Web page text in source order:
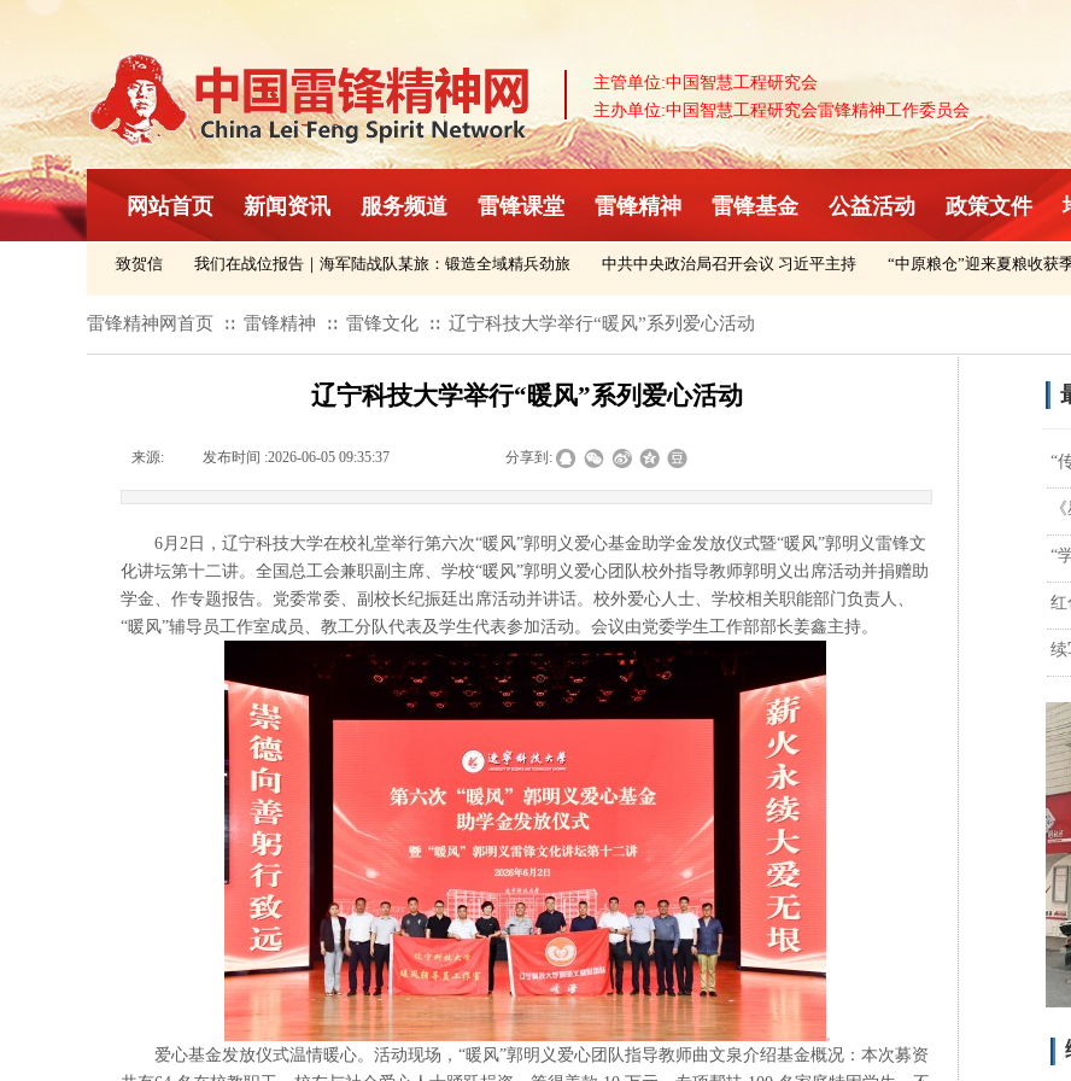
网站首页 新闻资讯 服务频道 雷锋课堂 雷锋精神 雷锋基金 公益活动 政策文件
主管单位:中国智慧工程研究会
主办单位:中国智慧工程研究会雷锋精神工作委员会
间友好论坛致贺信 我们在战位报告｜海军陆战队某旅：锻造全域精兵劲旅 中共中央政治局召开会议 习近平主持 “中原粮仓”迎来夏粮收获季
雷锋精神网首页 ∷ 雷锋精神 ∷ 雷锋文化 ∷ 辽宁科技大学举行“暖风”系列爱心活动
辽宁科技大学举行“暖风”系列爱心活动
来源: 发布时间 :2026-06-05 09:35:37 分享到:
6月2日，辽宁科技大学在校礼堂举行第六次“暖风”郭明义爱心基金助学金发放仪式暨“暖风”郭明义雷锋文
化讲坛第十二讲。全国总工会兼职副主席、学校“暖风”郭明义爱心团队校外指导教师郭明义出席活动并捐赠助
学金、作专题报告。党委常委、副校长纪振廷出席活动并讲话。校外爱心人士、学校相关职能部门负责人、
“暖风”辅导员工作室成员、教工分队代表及学生代表参加活动。会议由党委学生工作部部长姜鑫主持。
爱心基金发放仪式温情暖心。活动现场，“暖风”郭明义爱心团队指导教师曲文泉介绍基金概况：本次募资
“
“
红
续